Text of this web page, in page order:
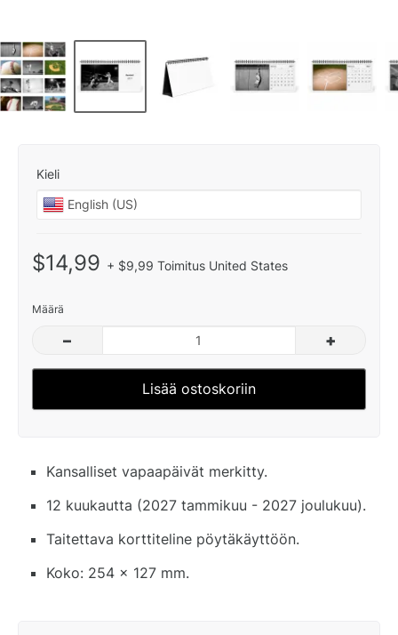
Kieli
$14,99 + $9,99 Toimitus United States
Määrä
– +
Lisää ostoskoriin
Kansalliset vapaapäivät merkitty.
12 kuukautta (2027 tammikuu - 2027 joulukuu).
Taitettava korttiteline pöytäkäyttöön.
Koko: 254 x 127 mm.